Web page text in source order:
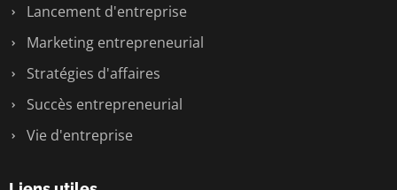
Lancement d'entreprise
Marketing entrepreneurial
Stratégies d'affaires
Succès entrepreneurial
Vie d'entreprise